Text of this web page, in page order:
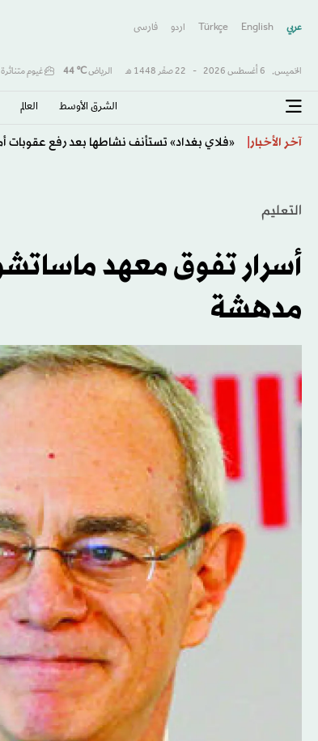
عربي English
Türkçe اردو فارسى
الخميس, 6 أغسطس 2026 - 22 صفَر 1448 هـ الرياض℃
44 غيوم متناثرة
الشرق الأوسط​ العالم
آخر الأخبار العقود الآجلة الأميركية تتباين مع ترقب
التعليم
أسرار تفوق معهد
مدهشة